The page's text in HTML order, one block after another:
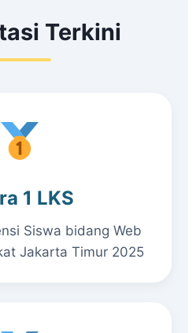
Terkini
1 LKS
Siswa bidang Web
Jakarta Timur 2025